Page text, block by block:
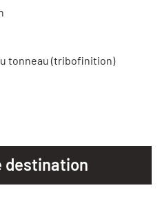
tonneau (tribofinition)
destination